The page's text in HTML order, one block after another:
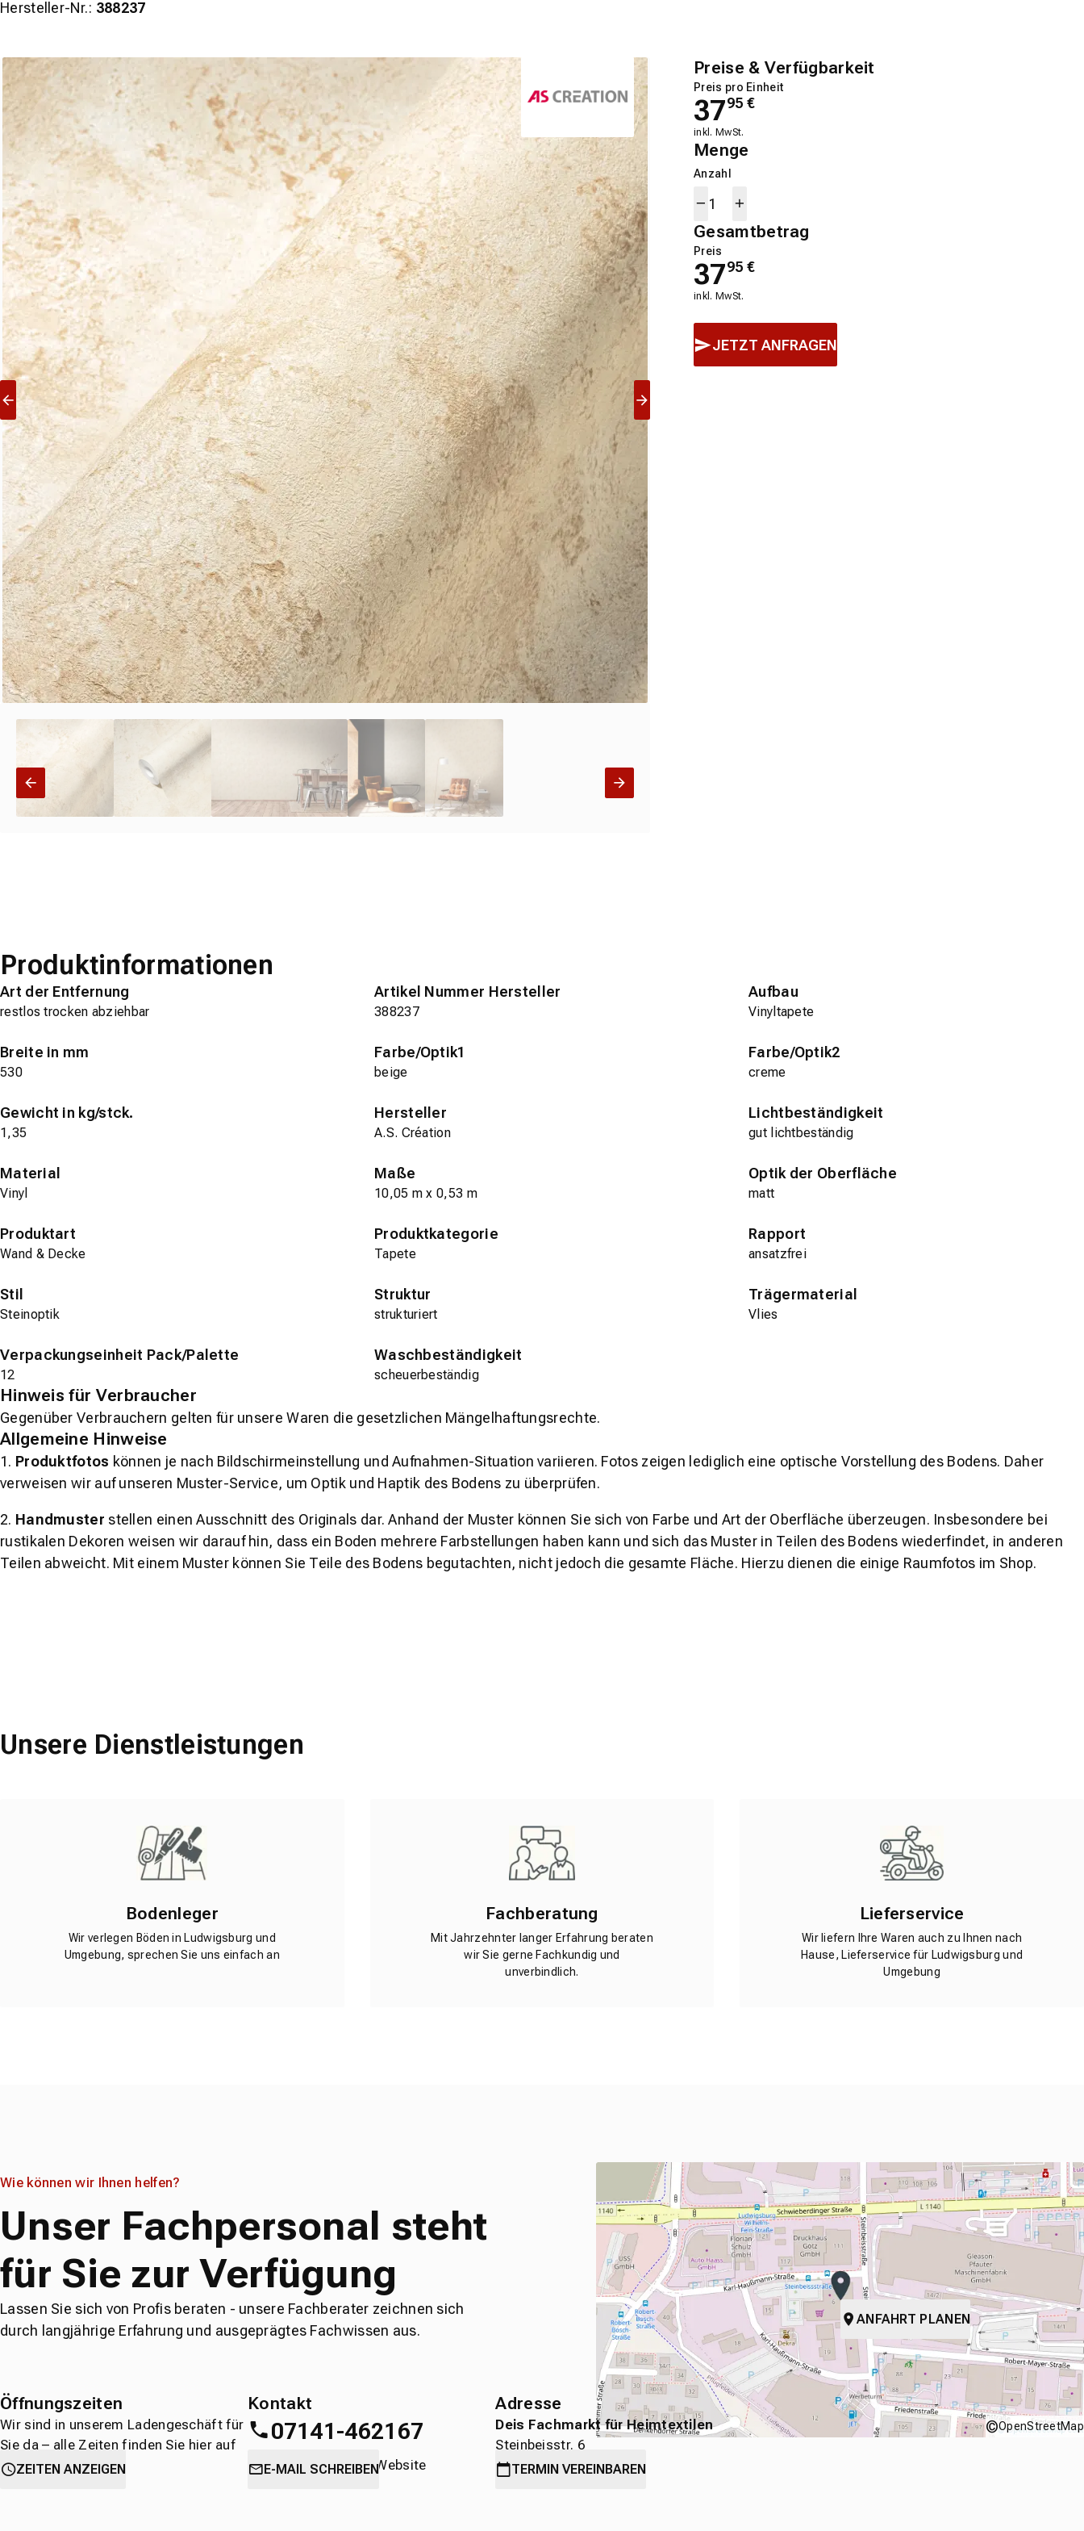
Hersteller-Nr.: 388237
Preise & Verfügbarkeit
Preis pro Einheit
3795 €
inkl. MwSt.
Menge
Anzahl
Gesamtbetrag
Preis
3795 €
inkl. MwSt.
JETZT ANFRAGEN
Produktinformationen
Art der Entfernung
restlos trocken abziehbar
Artikel Nummer Hersteller
388237
Aufbau
Vinyltapete
Breite in mm
530
Farbe/Optik1
beige
Farbe/Optik2
creme
Gewicht in kg/stck.
1,35
Hersteller
A.S. Création
Lichtbeständigkeit
gut lichtbeständig
Material
Vinyl
Maße
10,05 m x 0,53 m
Optik der Oberfläche
matt
Produktart
Wand & Decke
Produktkategorie
Tapete
Rapport
ansatzfrei
Stil
Steinoptik
Struktur
strukturiert
Trägermaterial
Vlies
Verpackungseinheit Pack/Palette
12
Waschbeständigkeit
scheuerbeständig
Hinweis für Verbraucher
Gegenüber Verbrauchern gelten für unsere Waren die gesetzlichen Mängelhaftungsrechte.
Allgemeine Hinweise
1. Produktfotos können je nach Bildschirmeinstellung und Aufnahmen-Situation variieren. Fotos zeigen lediglich eine optische Vorstellung des Bodens. Daher
verweisen wir auf unseren Muster-Service, um Optik und Haptik des Bodens zu überprüfen.
2. Handmuster stellen einen Ausschnitt des Originals dar. Anhand der Muster können Sie sich von Farbe und Art der Oberfläche überzeugen. Insbesondere bei
rustikalen Dekoren weisen wir darauf hin, dass ein Boden mehrere Farbstellungen haben kann und sich das Muster in Teilen des Bodens wiederfindet, in anderen
Teilen abweicht. Mit einem Muster können Sie Teile des Bodens begutachten, nicht jedoch die gesamte Fläche. Hierzu dienen die einige Raumfotos im Shop.
Unsere Dienstleistungen
Bodenleger
Wir verlegen Böden in Ludwigsburg und
Umgebung, sprechen Sie uns einfach an
Fachberatung
Mit Jahrzehnter langer Erfahrung beraten
wir Sie gerne Fachkundig und
unverbindlich.
Lieferservice
Wir liefern Ihre Waren auch zu Ihnen nach
Hause, Lieferservice für Ludwigsburg und
Umgebung
Wie können wir Ihnen helfen?
Unser Fachpersonal steht
für Sie zur Verfügung
Lassen Sie sich von Profis beraten - unsere Fachberater zeichnen sich
durch langjährige Erfahrung und ausgeprägtes Fachwissen aus.
Öffnungszeiten
Wir sind in unserem Ladengeschäft für
Sie da – alle Zeiten finden Sie hier auf
einen Blick.
ZEITEN ANZEIGEN
Kontakt
07141-462167
oderdirekt über die Website
E-MAIL SCHREIBEN
Adresse
Deis Fachmarkt für Heimtextilen
Steinbeisstr. 6
71636 Ludwigsburg
TERMIN VEREINBAREN
ANFAHRT PLANEN
©OpenStreetMap